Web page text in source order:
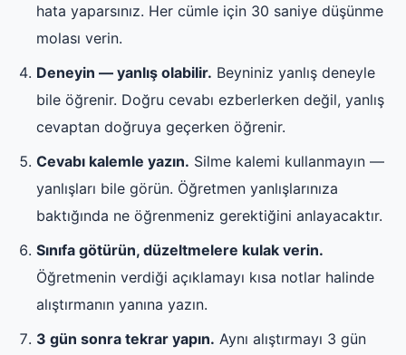
hata yaparsınız. Her cümle için 30 saniye düşünme
molası verin.
Deneyin — yanlış olabilir. Beyniniz yanlış deneyle
bile öğrenir. Doğru cevabı ezberlerken değil, yanlış
cevaptan doğruya geçerken öğrenir.
Cevabı kalemle yazın. Silme kalemi kullanmayın —
yanlışları bile görün. Öğretmen yanlışlarınıza
baktığında ne öğrenmeniz gerektiğini anlayacaktır.
Sınıfa götürün, düzeltmelere kulak verin.
Öğretmenin verdiği açıklamayı kısa notlar halinde
alıştırmanın yanına yazın.
3 gün sonra tekrar yapın. Aynı alıştırmayı 3 gün